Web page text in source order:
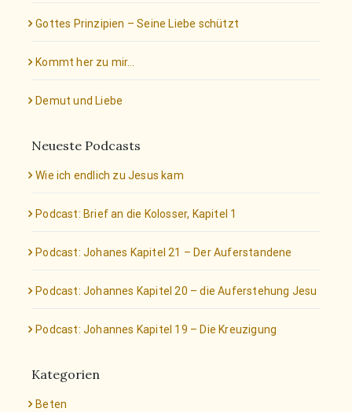
Gottes Prinzipien – Seine Liebe schützt
Kommt her zu mir…
Demut und Liebe
Neueste Podcasts
Wie ich endlich zu Jesus kam
Podcast: Brief an die Kolosser, Kapitel 1
Podcast: Johanes Kapitel 21 – Der Auferstandene
Podcast: Johannes Kapitel 20 – die Auferstehung Jesu
Podcast: Johannes Kapitel 19 – Die Kreuzigung
Kategorien
Beten